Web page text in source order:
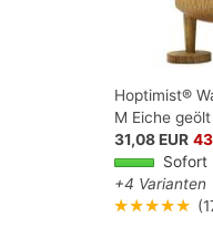
Hoptimist®
M Eiche geölt
31,08 EUR
Sofort
+4 Varianten
★★★★★